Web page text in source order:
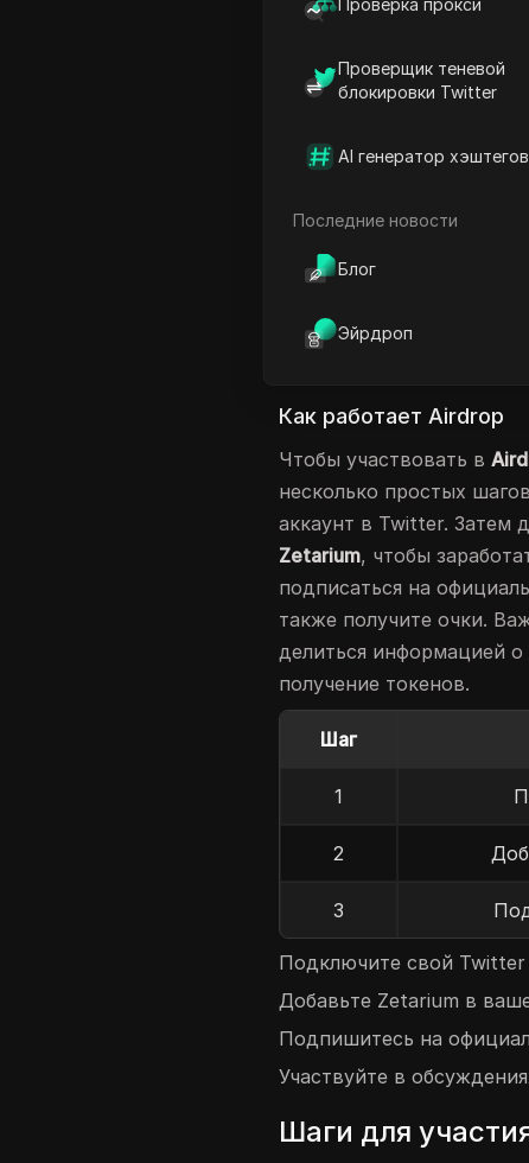
Проверка прокси
Проверщик теневой
блокировки Twitter
AI генератор хэштегов
Последние новости
Блог
Эйрдроп
которого раздает
получить бесплатные
Участие вAirdrop имеет
отличная возможность
экосистемой. Кроме
выполнение простых
Как работает Airdrop
Чтобы участвовать в
несколько простых
аккаунт в Twitter. Затем
Zetarium, чтобы
подписаться на
также получите очки.
делиться информацией
получение токенов.
Шаг
1
2
3
Подключите свой Twitter
Добавьте Zetarium в
Подпишитесь на
Участвуйте в
Шаги для